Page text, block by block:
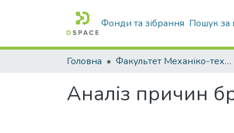
Фонди та зібрання Пошук за
Головна Факультет Механіко-технологічний
Аналіз причин